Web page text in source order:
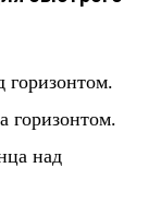
горизонтом.
над